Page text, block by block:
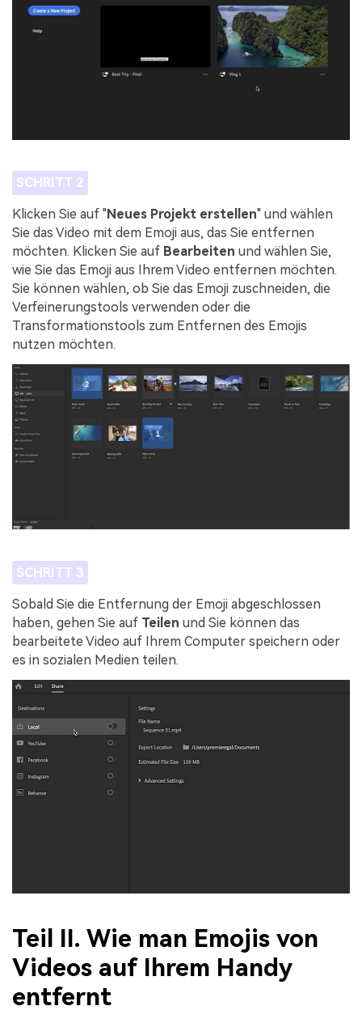
SCHRITT 2
Klicken Sie auf "Neues Projekt erstellen" und wählen
Sie das Video mit dem Emoji aus, das Sie entfernen
möchten. Klicken Sie auf Bearbeiten und wählen Sie,
wie Sie das Emoji aus Ihrem Video entfernen möchten.
Sie können wählen, ob Sie das Emoji zuschneiden, die
Verfeinerungstools verwenden oder die
Transformationstools zum Entfernen des Emojis
nutzen möchten.
SCHRITT 3
Sobald Sie die Entfernung der Emoji abgeschlossen
haben, gehen Sie auf Teilen und Sie können das
bearbeitete Video auf Ihrem Computer speichern oder
es in sozialen Medien teilen.
Teil II. Wie man Emojis von
Videos auf Ihrem Handy
entfernt